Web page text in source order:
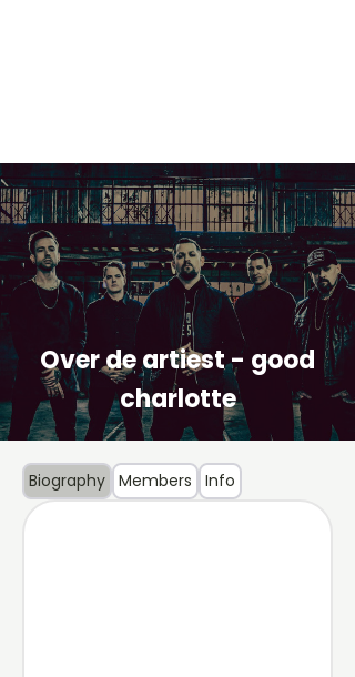
Over de artiest - good
charlotte
Biography Members Info